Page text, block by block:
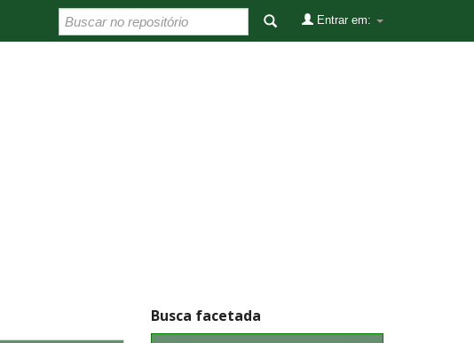
Entrar em:
Busca facetada